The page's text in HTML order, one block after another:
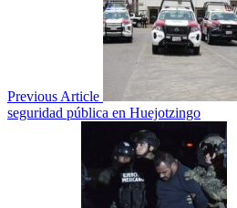
Previous Article
seguridad pública en Huejotzingo